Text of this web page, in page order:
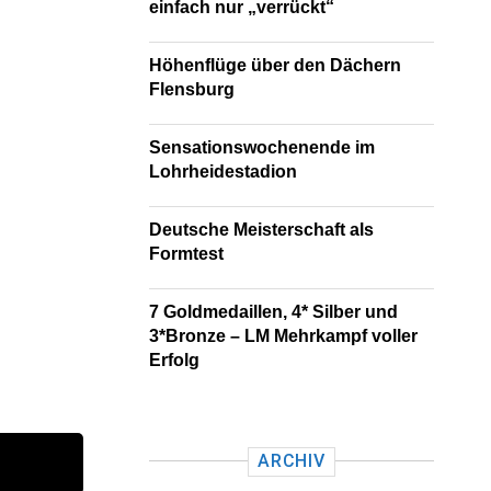
einfach nur „verrückt“
Höhenflüge über den Dächern
Flensburg
Sensationswochenende im
Lohrheidestadion
Deutsche Meisterschaft als
Formtest
7 Goldmedaillen, 4* Silber und
3*Bronze – LM Mehrkampf voller
Erfolg
ARCHIV